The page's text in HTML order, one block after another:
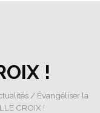
!
/ Évangéliser la
CROIX !